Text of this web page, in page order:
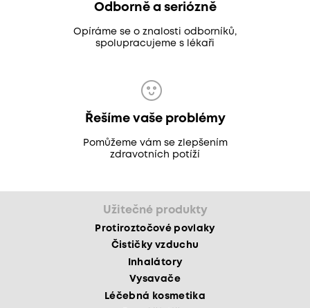
Odborně a seriózně
Opíráme se o znalosti odborníků,
spolupracujeme s lékaři
Řešíme vaše problémy
Pomůžeme vám se zlepšením
zdravotních potíží
Užitečné produkty
Protiroztočové povlaky
Čističky vzduchu
Inhalátory
Vysavače
Léčebná kosmetika